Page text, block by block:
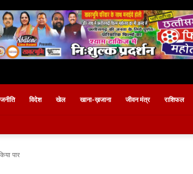
विदेश खेल खाना-ख़जाना जीवन मंत्र राशिफल
पार